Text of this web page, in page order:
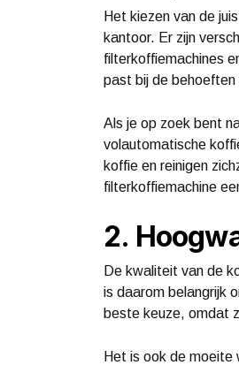
Het kiezen van de
kantoor. Er zijn
filterkoffiemachines
past bij de behoeften
Als je op zoek bent
volautomatische
koffie en reinigen
filterkoffiemachine
2.
De kwaliteit van de
is daarom belangrijk
beste keuze, omdat
Het is ook de moeite